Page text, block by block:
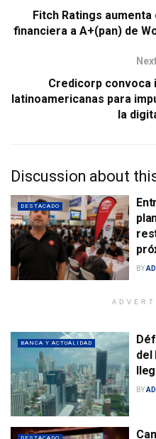
Fitch Ratings
financiera a A+(pan) de
Credicorp convoca
latinoamericanas para
la
Discussion about
DESTACADO
BY
BANCA Y ACTUALIDAD
del
BY